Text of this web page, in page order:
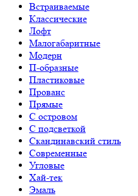
Встраиваемые
Классические
Лофт
Малогабаритные
Модерн
П-образные
Пластиковые
Прованс
Прямые
С островом
С подсветкой
Скандинавский стиль
Современные
Угловые
Хай-тек
Эмаль